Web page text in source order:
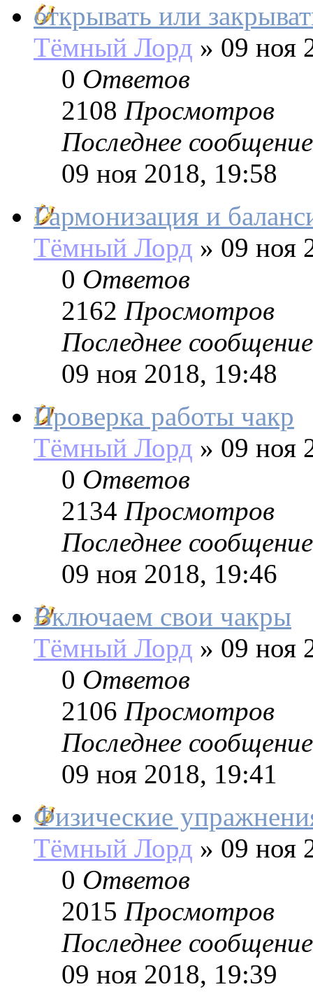
открывать или
Тёмный Лорд » 09 ноя
0 Ответов
2108 Просмотров
Последнее сообщение
09 ноя 2018, 19:58
Гармонизация и
Тёмный Лорд » 09 ноя
0 Ответов
2162 Просмотров
Последнее сообщение
09 ноя 2018, 19:48
Проверка работы чакр
Тёмный Лорд » 09 ноя
0 Ответов
2134 Просмотров
Последнее сообщение
09 ноя 2018, 19:46
Включаем свои чакры
Тёмный Лорд » 09 ноя
0 Ответов
2106 Просмотров
Последнее сообщение
09 ноя 2018, 19:41
Физические
Тёмный Лорд » 09 ноя
0 Ответов
2015 Просмотров
Последнее сообщение
09 ноя 2018, 19:39